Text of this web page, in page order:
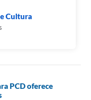
Cultura
PCD oferece